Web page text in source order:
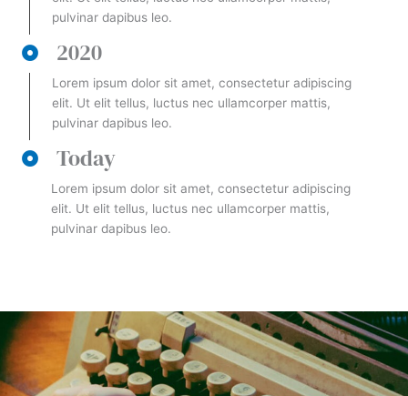
pulvinar dapibus leo.
2020
Lorem ipsum dolor sit amet, consectetur adipiscing
elit. Ut elit tellus, luctus nec ullamcorper mattis,
pulvinar dapibus leo.
Today
Lorem ipsum dolor sit amet, consectetur adipiscing
elit. Ut elit tellus, luctus nec ullamcorper mattis,
pulvinar dapibus leo.